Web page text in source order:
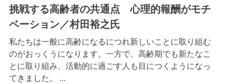
挑戦する高齢者の共通点 心理的報酬がモチ
ベーション／村田裕之氏
私たちは一般に高齢になるにつれ新しいことに取り組む
のがおっくうになります。一方で、高齢期でも新たなこ
とに取り組み、活動的に過ごす人も目につくようになっ
てきました。 ...